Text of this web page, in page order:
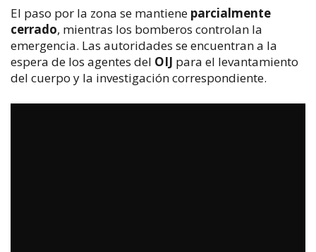
El paso por la zona se mantiene parcialmente
cerrado, mientras los bomberos controlan la
emergencia. Las autoridades se encuentran a la
espera de los agentes del OIJ para el levantamiento
del cuerpo y la investigación correspondiente.